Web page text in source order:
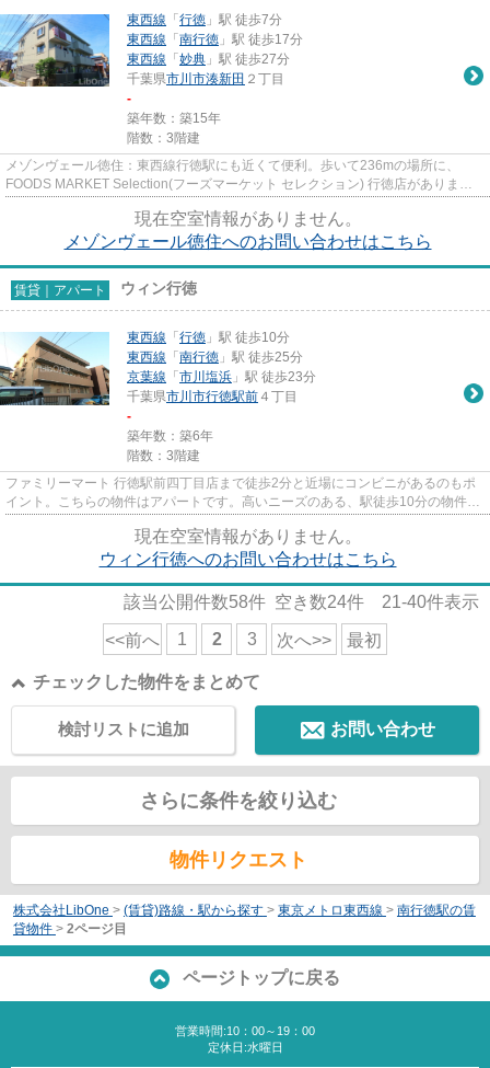
東西線 「 行徳 」駅 徒歩7分
東西線 「 南行徳 」駅 徒歩17分
東西線 「 妙典 」駅 徒歩27分
千葉県市川市湊新田 ２丁目
-
築年数：築15年
階数：3階建
メゾンヴェール徳住：東西線行徳駅にも近くて便利。歩いて236mの場所に、
FOODS MARKET Selection(フーズマーケット セレクション) 行徳店がありま
現在空室情報がありません。
メゾンヴェール徳住へのお問い合わせはこちら
賃貸｜アパート ウィン行徳
東西線 「 行徳 」駅 徒歩10分
東西線 「 南行徳 」駅 徒歩25分
京葉線 「 市川塩浜 」駅 徒歩23分
千葉県市川市行徳駅前 ４丁目
-
築年数：築6年
階数：3階建
ファミリーマート 行徳駅前四丁目店まで徒歩2分と近場にコンビニがあるのもポ
イント。こちらの物件はアパートです。高いニーズのある、駅徒歩10分の物件で
現在空室情報がありません。
ウィン行徳へのお問い合わせはこちら
該当公開件数58件 空き数24件 21-40件表示
<<前へ 1 2 3 次へ>> 最初
チェックした物件をまとめて
お問い合わせ
検討リストに追加
さらに条件を絞り込む
物件リクエスト
株式会社LibOne > (賃貸)路線・駅から探す > 東京メトロ東西線 > 南行徳駅の賃
貸物件 > 2ページ目
ページトップに戻る
営業時間:10：00～19：00
定休日:水曜日